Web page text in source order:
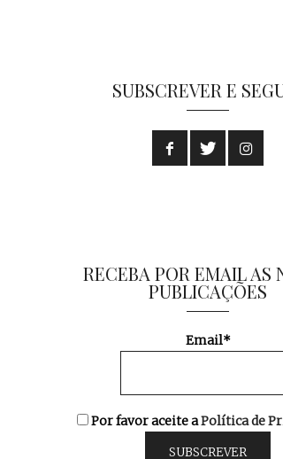
SUBSCREVER E
RECEBA POR EMAIL AS
PUBLICAÇÕES
Email*
Por favor aceite aPolítica de